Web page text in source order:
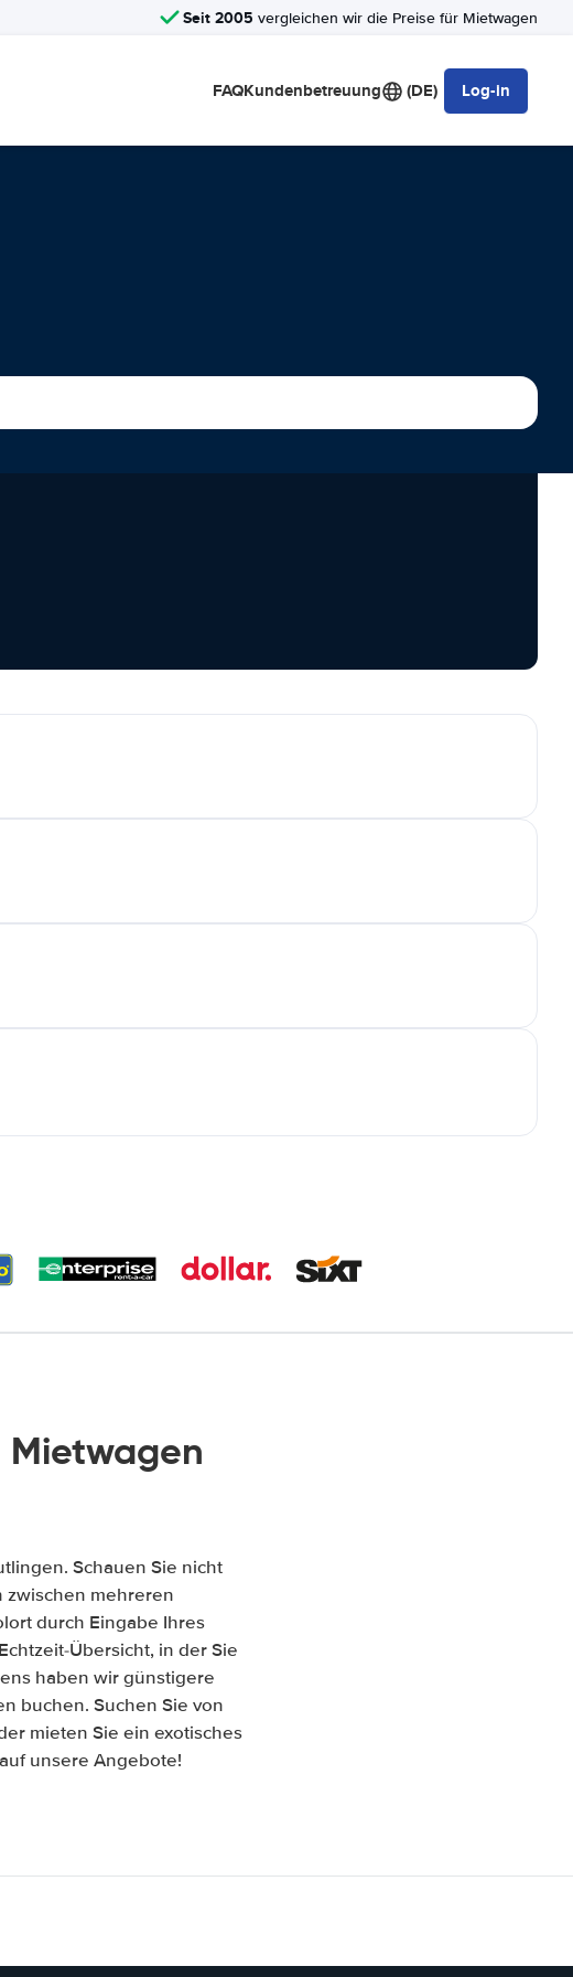
Seit 2005 vergleichen wir die Preise für Mietwagen
FAQKundenbetreuung (DE) Log-in
Mietwagen
Schauen Sie nicht
zwischen mehreren
durch Eingabe Ihres
Übersicht, in der Sie
haben wir günstigere
buchen. Suchen Sie von
mieten Sie ein exotisches
unsere Angebote!